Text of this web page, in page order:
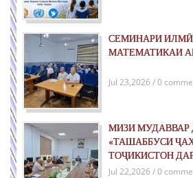
СЕМИНАРИ
МАТЕМАТИКАИ
Jul 23,2026 / 0
МИЗИ МУДАВВАР
«ТАШАББУСИ
ТОҶИКИСТОН
СУЛҲ БАРОИ
Jul 22,2026 / 0